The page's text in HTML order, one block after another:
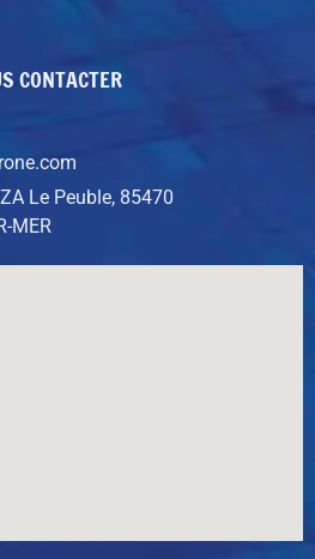
CONTACTER
Le Peuble, 85470
MER